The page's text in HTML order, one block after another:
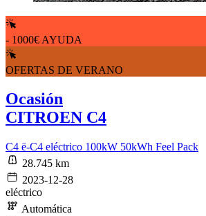
- 1000€ AYUDA
OFERTAS DE VERANO
Ocasión
CITROEN C4
C4 ë-C4 eléctrico 100kW 50kWh Feel Pack
28.745 km
2023-12-28
eléctrico
Automática